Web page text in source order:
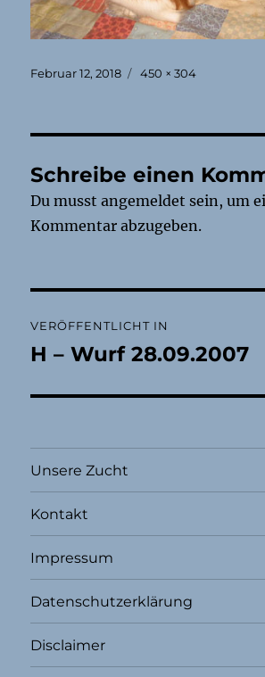
Veröffentlicht
Februar 12, 2018 Originalgröße
450 × 304
Schreibe einen
Du musstangemeldet sein, um
Kommentar abzugeben.
VERÖFFENTLICHT IN
H – Wurf 28.09.2007
Unsere Zucht
Kontakt
Impressum
Datenschutzerklärung
Disclaimer